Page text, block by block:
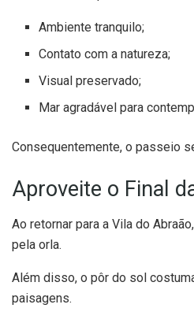
Ambiente tranquilo;
Contato com a natureza;
Visual preservado;
Mar agradável para
Consequentemente, o passeio
Aproveite o Final
Ao retornar para a Vila do
pela orla.
Além disso, o pôr do sol
paisagens.